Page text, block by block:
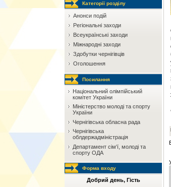
Категорії розділу
Анонси подій
Регіональні заходи
Всеукраїнські заходи
Міжнародні заходи
Здобутки чернігівців
Оголошення
Посилання
Національний олімпійський
комітет України
Мiнiстерство молоді та спорту
України
Чернігівська обласна рада
Чернігівська
облдержадміністрація
Департамент сім‘ї, молоді та
спорту ОДА
Форма входу
Добрий день, Гість